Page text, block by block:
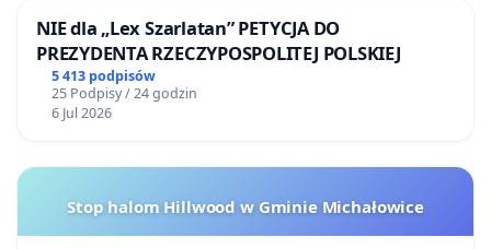
NIE dla „Lex Szarlatan” PETYCJA DO
PREZYDENTA RZECZYPOSPOLITEJ POLSKIEJ
5 413 podpisów
25 Podpisy / 24 godzin
6 Jul 2026
Stop halom Hillwood w Gminie Michałowice